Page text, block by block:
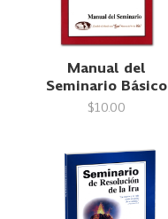
Manual del
Seminario Básico
$10.00